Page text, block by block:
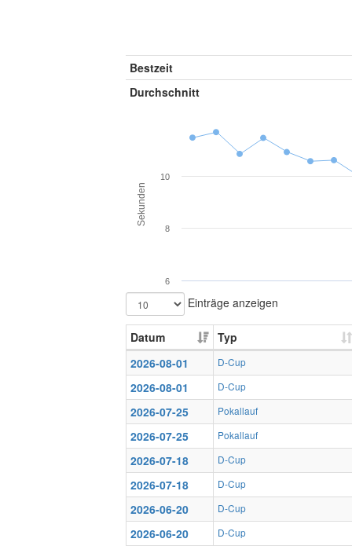
Bestzeit
Durchschnitt
Sekunden
6
8
10
Einträge anzeigen
Datum
Typ
2026-08-01
D-Cup
2026-08-01 D-Cup
2026-07-25 Pokallauf
2026-07-25 Pokallauf
2026-07-18 D-Cup
2026-07-18 D-Cup
2026-06-20 D-Cup
2026-06-20 D-Cup